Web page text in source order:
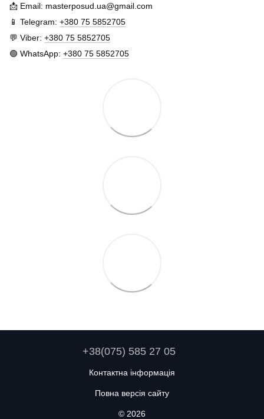
📩 Email: masterposud.ua@gmail.com
📱 Telegram: +380 75 5852705
💬 Viber: +380 75 5852705
🟢 WhatsApp: +380 75 5852705
+38(075) 585 27 05
Контактна інформація
Повна версія сайту
© 2026